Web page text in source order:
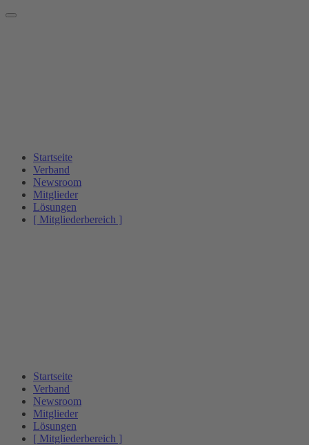
Startseite
Verband
Newsroom
Mitglieder
Lösungen
[ Mitgliederbereich ]
Startseite
Verband
Newsroom
Mitglieder
Lösungen
[ Mitgliederbereich ]